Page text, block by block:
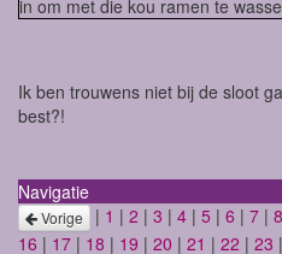
in om met die kou ramen te
Ik ben trouwens niet bij de sloot
best?!
Navigatie
Vorige | 1 | 2 | 3 | 4 | 5 | 6 | 7 | 8
16 | 17 | 18 | 19 | 20 | 21 | 22 | 23 |